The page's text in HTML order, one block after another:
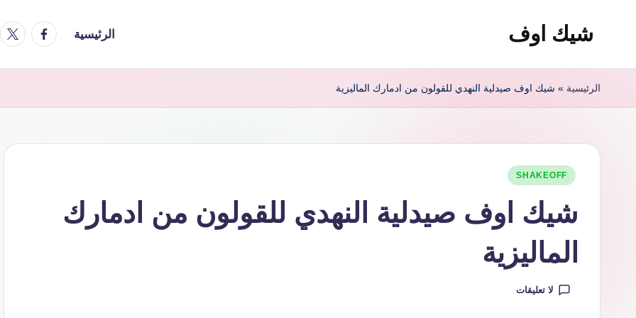
شيك اوف
اوف
شركة
ادمارك
الماليزية
افضل
مشروب
للقولون
الرئيسية
الرئيسية » شيك اوف صيدلية النهدي للقولون من ادمارك الماليزية
نُشرSHAKEOFF
شيك اوف صيدلية النهدي للقولون من ادمارك
الماليزية
لا تعليقات